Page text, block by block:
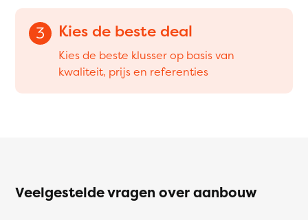
3 Kies de beste deal
Kies de beste klusser op basis van
kwaliteit, prijs en referenties
Veelgestelde vragen over aanbouw